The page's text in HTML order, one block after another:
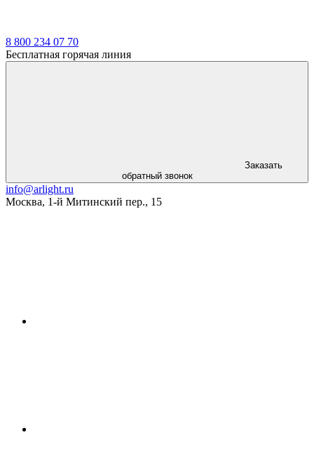
8 800 234 07 70
Бесплатная горячая линия
Заказать
обратный звонок
info@arlight.ru
Москва, 1-й Митинский пер., 15